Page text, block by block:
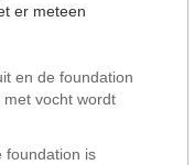
er meteen
en de foundation
vocht wordt
foundation is